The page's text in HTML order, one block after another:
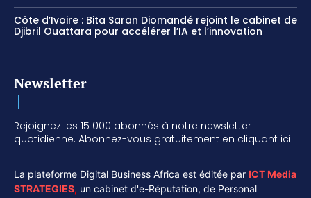
Côte d’Ivoire : Bita Saran Diomandé rejoint le cabinet de
Djibril Ouattara pour accélérer l’IA et l’innovation
Newsletter
Rejoignez les 15 000 abonnés à notre newsletter
quotidienne. Abonnez-vous gratuitement en cliquant ici.
La plateforme Digital Business Africa est éditée par ICT Media
STRATEGIES, un cabinet d'e-Réputation, de Personal